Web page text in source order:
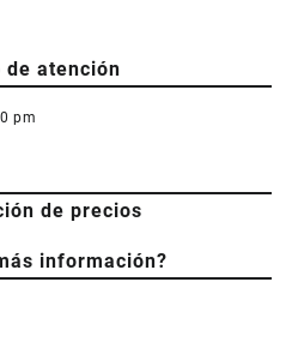
de atención
pm
de precios
información?